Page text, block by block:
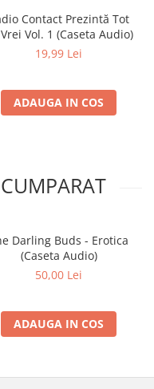
Contact Prezintă Tot
Vol. 1 (Caseta Audio)
19,99 Lei
ADAUGA IN COS
Darling Buds - Erotica
(Caseta Audio)
50,00 Lei
ADAUGA IN COS